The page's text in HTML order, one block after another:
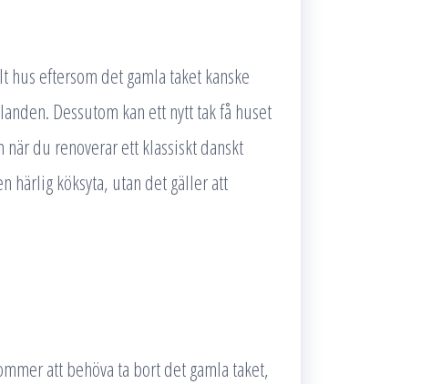
hus eftersom det gamla taket kanske
Dessutom kan ett nytt tak få huset
du renoverar ett klassiskt danskt
härlig köksyta, utan det gäller att
att behöva ta bort det gamla taket,